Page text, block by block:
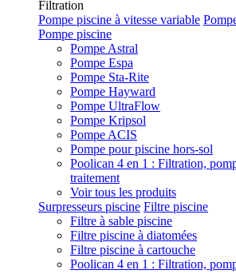
Filtration
Pompe piscine à vitesse variable
Pompe piscine
Pompe Astral
Pompe Espa
Pompe Sta-Rite
Pompe Hayward
Pompe UltraFlow
Pompe Kripsol
Pompe ACIS
Pompe pour piscine hors-sol
Poolican 4 en 1 : Filtration,
traitement
Voir tous les produits
Surpresseurs piscine Filtre piscine
Filtre à sable piscine
Filtre piscine à diatomées
Filtre piscine à cartouche
Poolican 4 en 1 : Filtration,